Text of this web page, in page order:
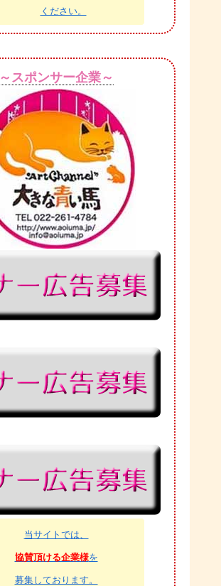
ください。
～スポンサー企業～
当サイトでは、
協賛頂ける企業様を
募集しております。